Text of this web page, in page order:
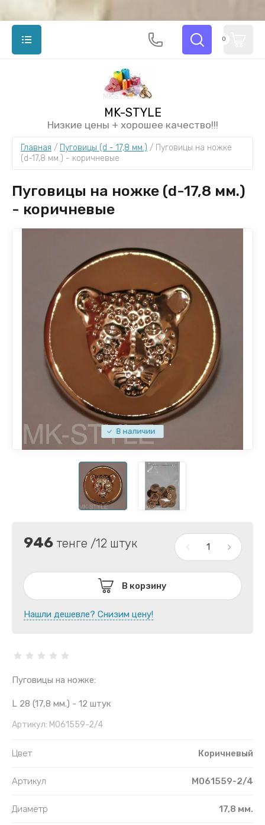
MK-STYLE
Низкие цены + хорошее качество!!!
0
Главная / Пуговицы (d - 17,8 мм.) / Пуговицы на ножке
(d-17,8 мм.) - коричневые
Пуговицы на ножке (d-17,8 мм.)
- коричневые
В наличии
946 тенге /12 штук
В корзину
Нашли дешевле? Снизим цену!
Пуговицы на ножке:
L 28 (17,8 мм.) - 12 штук
Артикул: M061559-2/4
Цвет Коричневый
Артикул M061559-2/4
Диаметр 17,8 мм.